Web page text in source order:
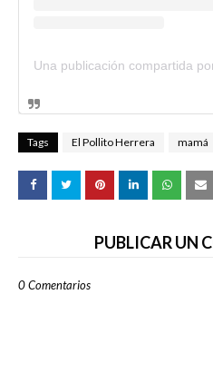
Tags El Pollito Herrera mamá
PUBLICAR UN
0 Comentarios